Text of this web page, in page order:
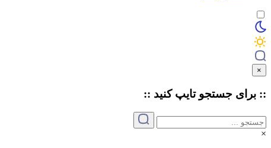
×
:: برای جستجو تایپکنید ::
×